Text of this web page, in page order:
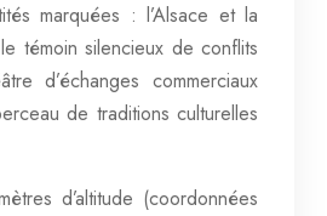
marquées : l’Alsace et la
témoin silencieux de conflits
d’échanges commerciaux
de traditions culturelles
d’altitude (coordonnées